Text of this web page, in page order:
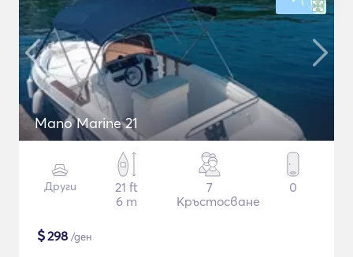
Mano Marine 21
Други
21 ft
6 m
7
Кръстосване
0
$298 /ден